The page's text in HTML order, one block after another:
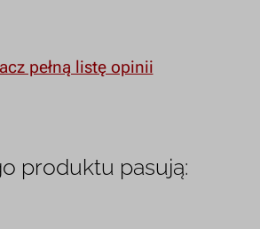
pełną listę opinii
produktu pasują: